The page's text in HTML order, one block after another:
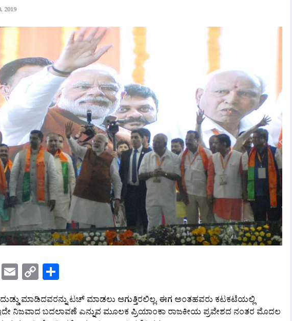
2019
Telegram
Email
Copy
Link
ಮಾಡಿದವರನ್ನು ಟಚ್ ಮಾಡಲು ಆಗುತ್ತಿರಲಿಲ್ಲ. ಈಗ ಅಂತಹವರು ಕಟಕಟೆಯಲ್ಲಿ
ನಿಜವಾದ ಬದಲಾವಣೆ ಎನ್ನುವ ಮೂಲಕ ಪ್ರಿಯಾಂಕಾ ರಾಜಕೀಯ ಪ್ರವೇಶದ ನಂತರ ಮೊದಲ